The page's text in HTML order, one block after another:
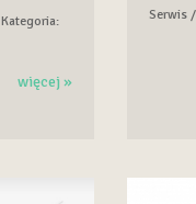
Kategoria:
więcej »
Serwis